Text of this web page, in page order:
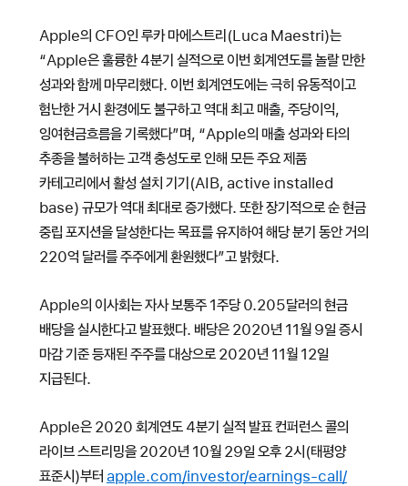
Apple의 CFO인 루카 마에스트리(Luca Maestri)는
“Apple은 훌륭한 4분기 실적으로 이번 회계연도를 놀랄 만한
성과와 함께 마무리했다. 이번 회계연도에는 극히 유동적이고
험난한 거시 환경에도 불구하고 역대 최고 매출, 주당이익,
잉여현금흐름을 기록했다”며, “Apple의 매출 성과와 타의
추종을 불허하는 고객 충성도로 인해 모든 주요 제품
카테고리에서 활성 설치 기기(AIB, active installed
base) 규모가 역대 최대로 증가했다. 또한 장기적으로 순 현금
중립 포지션을 달성한다는 목표를 유지하여 해당 분기 동안 거의
220억 달러를 주주에게 환원했다”고 밝혔다.
Apple의 이사회는 자사 보통주 1주당 0.205달러의 현금
배당을 실시한다고 발표했다. 배당은 2020년 11월 9일 증시
마감 기준 등재된 주주를 대상으로 2020년 11월 12일
지급된다.
Apple은 2020 회계연도 4분기 실적 발표 컨퍼런스 콜의
라이브 스트리밍을 2020년 10월 29일 오후 2시(태평양
표준시)부터 apple.com/investor/earnings-call/